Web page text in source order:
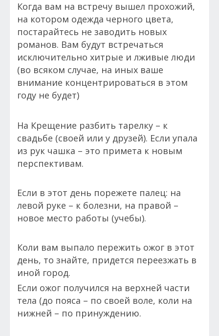
Когда вам на встречу вышел прохожий,
на котором одежда черного цвета,
постарайтесь не заводить новых
романов. Вам будут встречаться
исключительно хитрые и лживые люди
(во всяком случае, на иных ваше
внимание концентрироваться в этом
году не будет)
На Крещение разбить тарелку – к
свадьбе (своей или у друзей). Если упала
из рук чашка – это примета к новым
перспективам.
Если в этот день порежете палец: на
левой руке – к болезни, на правой –
новое место работы (учебы).
Коли вам выпало пережить ожог в этот
день, то знайте, придется переезжать в
иной город.
Если ожог получился на верхней части
тела (до пояса – по своей воле, коли на
нижней – по принуждению.